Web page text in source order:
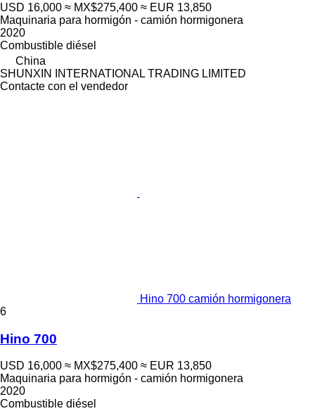
USD 16,000 ≈ MX$275,400 ≈ EUR 13,850
Maquinaria para hormigón - camión hormigonera
2020
Combustible diésel
China
SHUNXIN INTERNATIONAL TRADING LIMITED
Contacte con el vendedor
Hino 700 camión hormigonera
6
Hino 700
USD 16,000 ≈ MX$275,400 ≈ EUR 13,850
Maquinaria para hormigón - camión hormigonera
2020
Combustible diésel